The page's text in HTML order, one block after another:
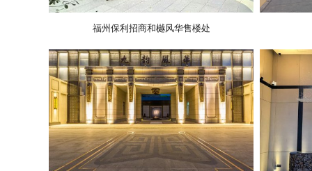
福州保利招商和樾风华售楼处